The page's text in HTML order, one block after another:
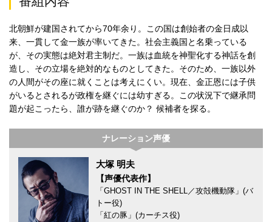
北朝鮮が建国されてから70年余り。この国は創始者の金日成以
来、一貫して金一族が率いてきた。社会主義国と名乗っている
が、その実態は絶対君主制だ。一族は血統を神聖化する神話を創
造し、その立場を絶対的なものとしてきた。そのため、一族以外
の人間がその座に就くことは考えにくい。現在、金正恩には子供
がいるとされるが政権を継ぐには幼すぎる。この状況下で継承問
題が起こったら、誰が跡を継ぐのか？ 候補者を探る。
ナレーション声優
大塚 明夫
【声優代表作】
「GHOST IN THE SHELL／攻殻機動隊」(バ
トー役)
「紅の豚」(カーチス役)